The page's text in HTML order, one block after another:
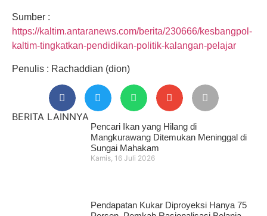
Sumber :
https://kaltim.antaranews.com/berita/230666/kesbangpol-
kaltim-tingkatkan-pendidikan-politik-kalangan-pelajar
Penulis : Rachaddian (dion)
BERITA LAINNYA
Pencari Ikan yang Hilang di
Mangkurawang Ditemukan Meninggal di
Sungai Mahakam
Kamis, 16 Juli 2026
Pendapatan Kukar Diproyeksi Hanya 75